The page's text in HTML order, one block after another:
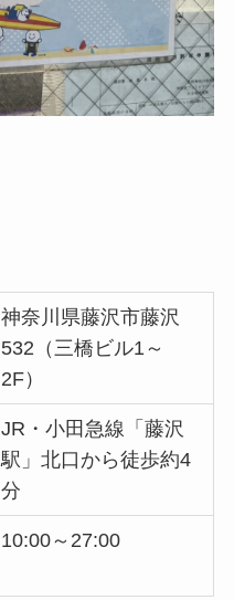
神奈川県藤沢市藤沢
532（三橋ビル1～
2F）
JR・小田急線「藤沢
駅」北口から徒歩約4
分
10:00～27:00